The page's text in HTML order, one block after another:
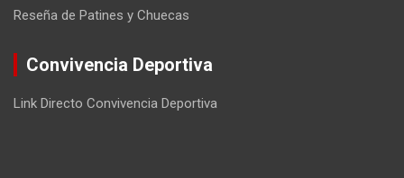
Reseña de Patines y Chuecas
Convivencia Deportiva
Link Directo Convivencia Deportiva